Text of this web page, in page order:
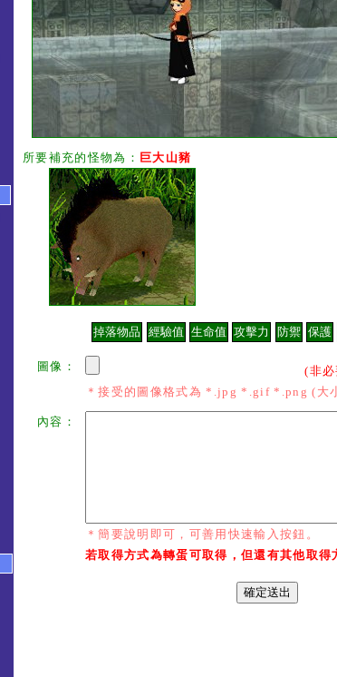
所要補充的怪物為： 巨大山豬
圖像：
(非
＊接受的圖像格式為 *.jpg *.gif *.png (大
內容：
＊簡要說明即可，可善用快速輸入按鈕。
若取得方式為轉蛋可取得，但還有其他取得